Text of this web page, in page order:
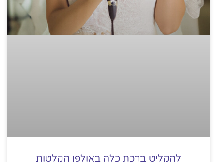
להקליט ברכת כלה באולפן הקלטות